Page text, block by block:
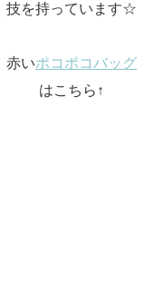
技を持っています☆
赤いポコポコバッグ
はこちら↑